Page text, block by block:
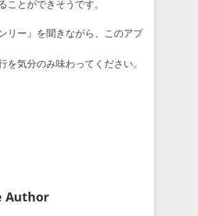
ことができそうです。
リー』を聞きながら、このアプ
を気分のみ味わってください。
Author